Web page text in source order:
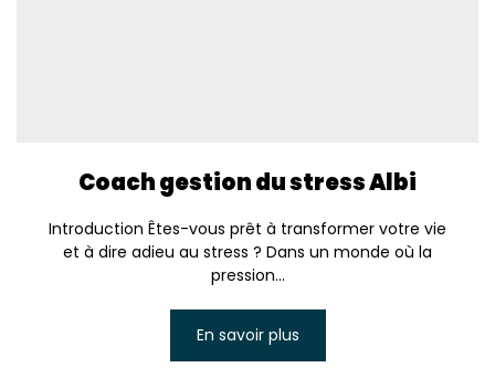
Coach gestion du stress Albi
Introduction Êtes-vous prêt à transformer votre vie
et à dire adieu au stress ? Dans un monde où la
pression...
En savoir plus